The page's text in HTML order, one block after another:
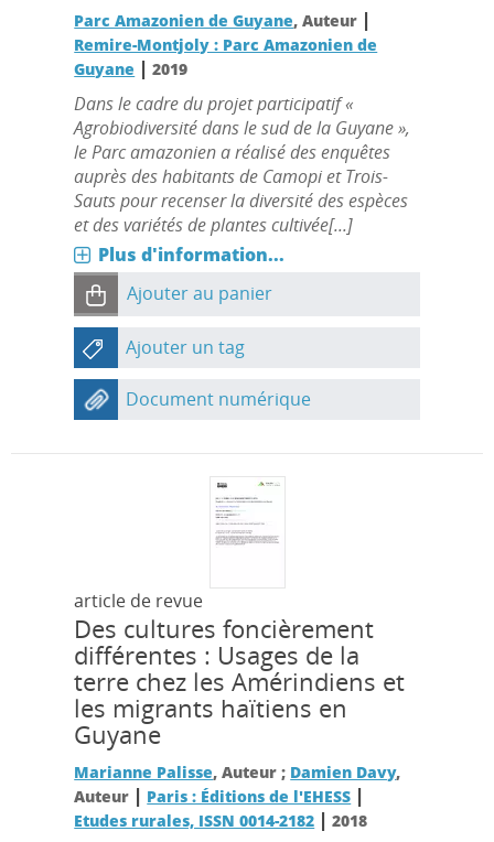
Parc Amazonien de Guyane, Auteur |
Remire-Montjoly : Parc Amazonien de
Guyane |2019
Dans le cadre du projet participatif «
Agrobiodiversité dans le sud de la Guyane »,
le Parc amazonien a réalisé des enquêtes
auprès des habitants de Camopi et Trois-
Sauts pour recenser la diversité des espèces
et des variétés de plantes cultivée[...]
Plus d'information...
Ajouter au panier
Ajouter un tag
Document numérique
article de revue
Des cultures foncièrement
différentes : Usages de la
terre chez les Amérindiens et
les migrants haïtiens en
Guyane
Marianne Palisse, Auteur ; Damien Davy,
Auteur | Paris : Éditions de l'EHESS |
Etudes rurales, ISSN 0014-2182 |2018